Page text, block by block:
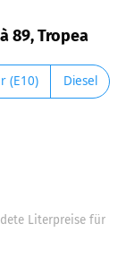
89, Tropea
(E10) Diesel
Literpreise für